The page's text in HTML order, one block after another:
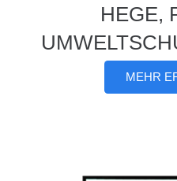
HEGE,
MEHR